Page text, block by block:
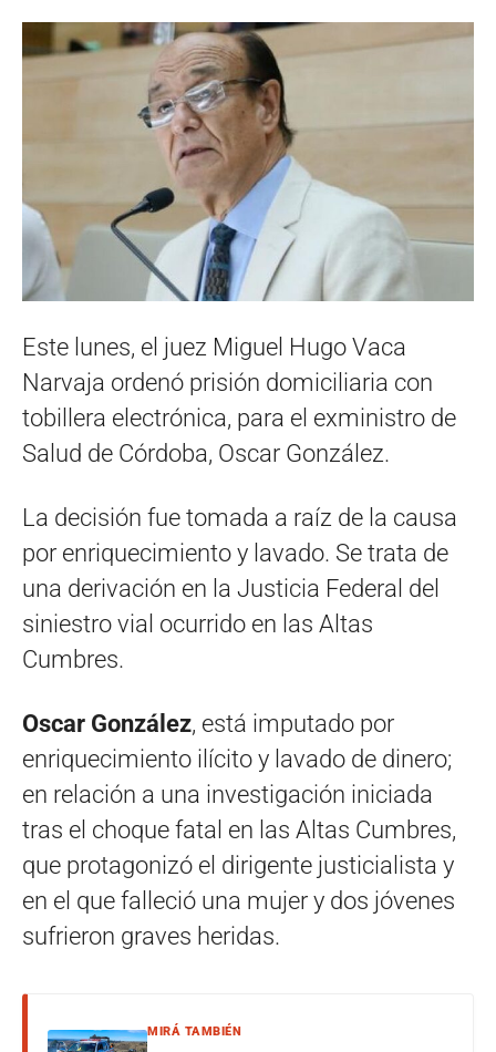
Este lunes, el juez Miguel Hugo Vaca
Narvaja ordenó prisión domiciliaria con
tobillera electrónica, para el exministro de
Salud de Córdoba, Oscar González.
La decisión fue tomada a raíz de la causa
por enriquecimiento y lavado. Se trata de
una derivación en la Justicia Federal del
siniestro vial ocurrido en las Altas
Cumbres.
Oscar González, está imputado por
enriquecimiento ilícito y lavado de dinero;
en relación a una investigación iniciada
tras el choque fatal en las Altas Cumbres,
que protagonizó el dirigente justicialista y
en el que falleció una mujer y dos jóvenes
sufrieron graves heridas.
MIRÁ TAMBIÉN